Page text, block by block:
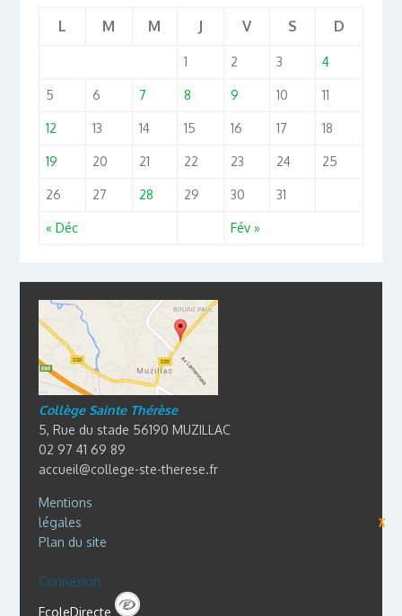
L M M J V S D
« Déc Fév »
1 2 3 4
5 6 7 8 9 10 11
12 13 14 15 16 17 18
19 20 21 22 23 24 25
26 27 28 29 30 31
Collège Sainte Thérèse
5, Rue du stade 56190 MUZILLAC
02 97 41 69 89
accueil@college-ste-therese.fr
Mentions
légales
⊼
Plan du site
Connexion
EcoleDirecte